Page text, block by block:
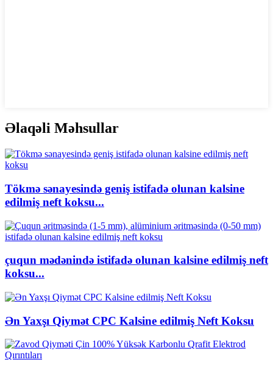
Əlaqəli Məhsullar
Tökmə sənayesində geniş istifadə olunan kalsine
edilmiş neft koksu...
çuqun mədənində istifadə olunan kalsine edilmiş neft
koksu...
Ən Yaxşı Qiymət CPC Kalsine edilmiş Neft Koksu